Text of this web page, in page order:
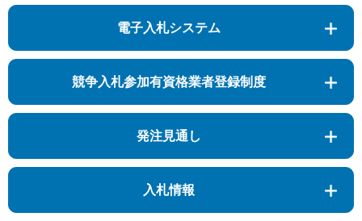
電子入札システム
競争入札参加有資格業者登録制度
発注見通し
入札情報